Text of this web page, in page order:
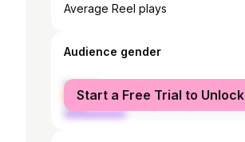
Average Reel plays
Audience gender
female
male
Start a Free Trial to Unlock